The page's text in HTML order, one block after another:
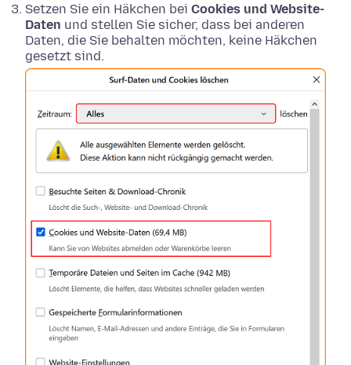
Setzen Sie ein Häkchen bei Cookies und Website-
Daten und stellen Sie sicher, dass bei anderen
Daten, die Sie behalten möchten, keine Häkchen
gesetzt sind.